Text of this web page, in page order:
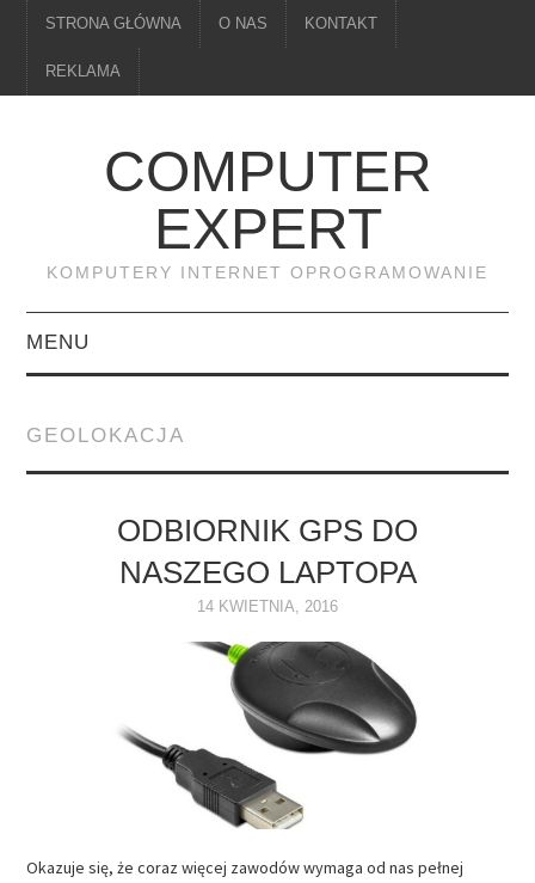
STRONA GŁÓWNA O NAS KONTAKT
REKLAMA
COMPUTER
EXPERT
KOMPUTERY INTERNET OPROGRAMOWANIE
MENU
MONITORY
NAPĘDY
OPROGRAMOWANIE
GEOLOKACJA
ODBIORNIK GPS DO
NASZEGO LAPTOPA
14 KWIETNIA, 2016
Okazuje się, że coraz więcej zawodów wymaga od nas pełnej